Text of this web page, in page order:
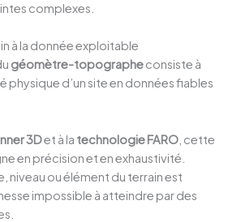
complexes.
à la donnée exploitable
géomètre-topographeconsiste à
physique d’un site en données fiables
3Det à la technologie FARO , cette
en précision et en exhaustivité.
niveau ou élément du terrain est
impossible à atteindre par des